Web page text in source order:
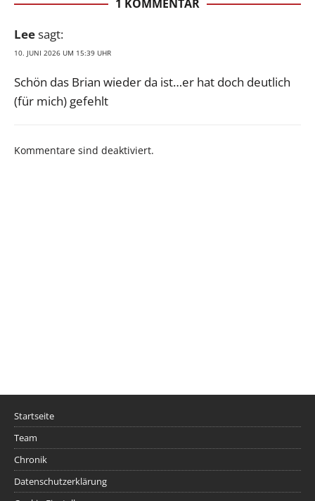
1 KOMMENTAR
Leesagt:
10. JUNI 2026 UM 15:39 UHR
Schön das Brian wieder da ist…er hat doch deutlich
(für mich) gefehlt
Kommentare sind deaktiviert.
Startseite
Team
Chronik
Datenschutzerklärung